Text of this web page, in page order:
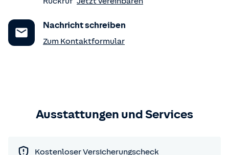
Nachricht schreiben
Zum Kontaktformular
Ausstattungen und Services
Kostenloser Versicherungscheck